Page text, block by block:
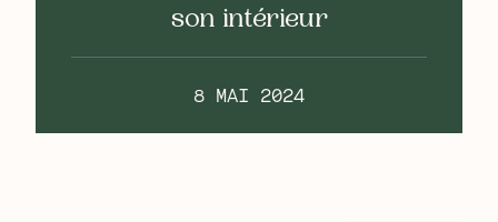
son intérieur
8 MAI 2024